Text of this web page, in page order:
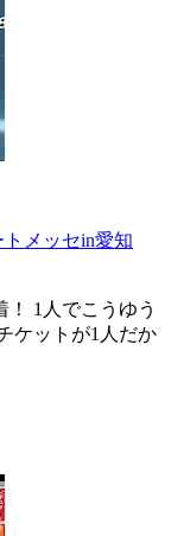
トメッセin愛知
！ 1人でこうゆう
ケットが1人だか